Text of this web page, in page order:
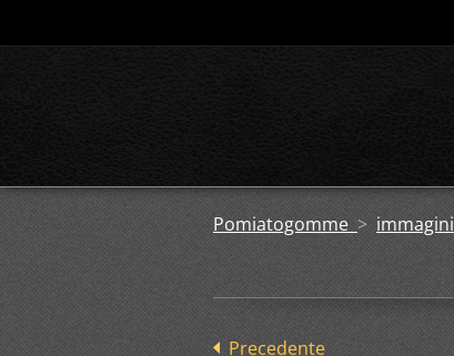
Pomiatogomme > immagini
Precedente